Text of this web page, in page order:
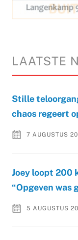
LAATSTE
Stille
chaos regeert
7 AUGUSTUS
Joey loopt 200
“Opgeven was
5 AUGUSTUS